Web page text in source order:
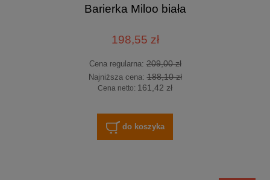
Barierka Miloo biała
198,55 zł
Cena regularna:209,00 zł
Najniższa cena:188,10 zł
Cena netto: 161,42 zł
do koszyka